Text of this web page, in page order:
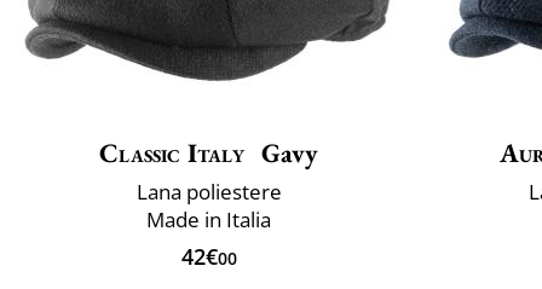
Classic Italy Gavy
Lana poliestere
Made in Italia
42€00